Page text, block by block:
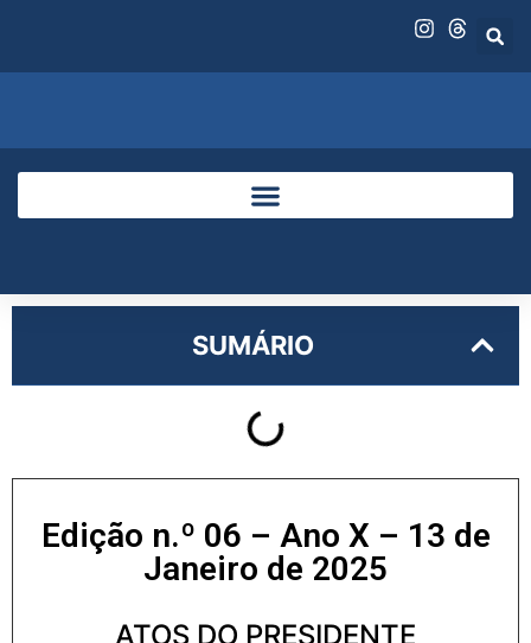
SUMÁRIO
Edição n.º 06 – Ano X – 13 de
Janeiro de 2025
ATOS DO PRESIDENTE